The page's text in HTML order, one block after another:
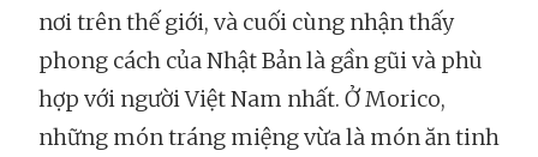
nơi trên thế giới, và cuối cùng nhận thấy
phong cách của Nhật Bản là gần gũi và phù
hợp với người Việt Nam nhất. Ở Morico,
những món tráng miệng vừa là món ăn tinh